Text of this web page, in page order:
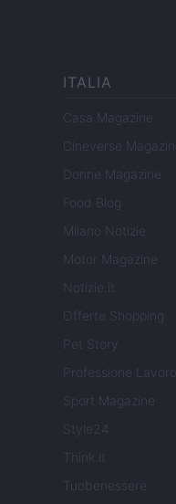
ITALIA
Casa Magazine
Cineverse Magazine
Donne Magazine
Food Blog
Milano Notizie
Motor Magazine
Notizie.it
Offerte Shopping
Pet Story
Professione Lavoro
Sport Magazine
Style24
Think.it
Tuobenessere